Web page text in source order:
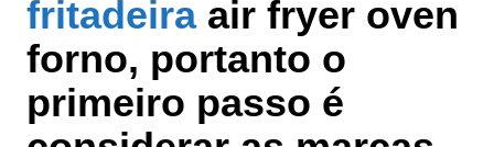
fritadeiraair fryer oven
forno, portanto o
primeiro passo é